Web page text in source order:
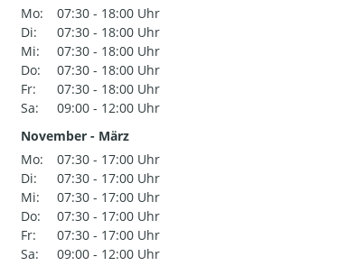
Mo:
07:30 - 18:00 Uhr
Di:
07:30 - 18:00 Uhr
Mi:
07:30 - 18:00 Uhr
Do:
07:30 - 18:00 Uhr
Fr:
07:30 - 18:00 Uhr
Sa:
09:00 - 12:00 Uhr
November - März
Mo:
07:30 - 17:00 Uhr
Di:
07:30 - 17:00 Uhr
Mi:
07:30 - 17:00 Uhr
Do:
07:30 - 17:00 Uhr
Fr:
07:30 - 17:00 Uhr
Sa:
09:00 - 12:00 Uhr